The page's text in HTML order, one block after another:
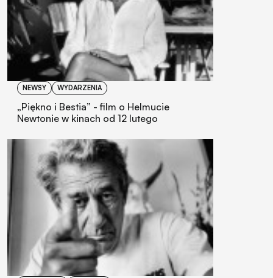
NEWSY WYDARZENIA
„Piękno i Bestia” - film o Helmucie
Newtonie w kinach od 12 lutego